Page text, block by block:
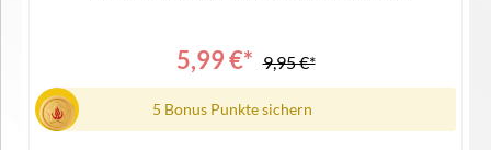
5,99 €* 9,95 €*
5 Bonus Punkte sichern